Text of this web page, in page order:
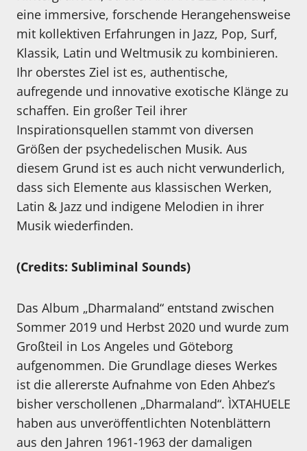
eine immersive, forschende Herangehensweise
mit kollektiven Erfahrungen in Jazz, Pop, Surf,
Klassik, Latin und Weltmusik zu kombinieren.
Ihr oberstes Ziel ist es, authentische,
aufregende und innovative exotische Klänge zu
schaffen. Ein großer Teil ihrer
Inspirationsquellen stammt von diversen
Größen der psychedelischen Musik. Aus
diesem Grund ist es auch nicht verwunderlich,
dass sich Elemente aus klassischen Werken,
Latin & Jazz und indigene Melodien in ihrer
Musik wiederfinden.
(Credits: Subliminal Sounds)
Das Album „Dharmaland“ entstand zwischen
Sommer 2019 und Herbst 2020 und wurde zum
Großteil in Los Angeles und Göteborg
aufgenommen. Die Grundlage dieses Werkes
ist die allererste Aufnahme von Eden Ahbez’s
bisher verschollenen „Dharmaland“. ÌXTAHUELE
haben aus unveröffentlichten Notenblättern
aus den Jahren 1961-1963 der damaligen